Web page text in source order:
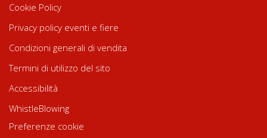
Cookie Policy
Privacy policy eventi e fiere
Condizioni generali di vendita
Termini di utilizzo del sito
Accessibilità
WhistleBlowing
Preferenze cookie